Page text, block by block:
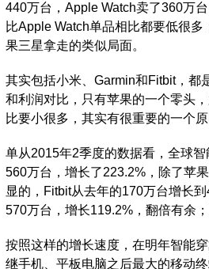
440万台，Apple Watch卖了360万
比Apple Watch单品相比都要低很
果三星拿走的类似局面。
其实包括小米、Garmin和Fitbit，都
和利润对比，只有苹果的一个零头
比要小很多，其实有很重要的一个
单从2015年2季度的数据看，全球
560万台，增长了223.2%，除了苹
显的，Fitbit从去年的170万台增长
570万台，增长119.2%，翻倍有余
按照这样的增长速度，在明年智能
继手机、平板电脑之后最大的移动